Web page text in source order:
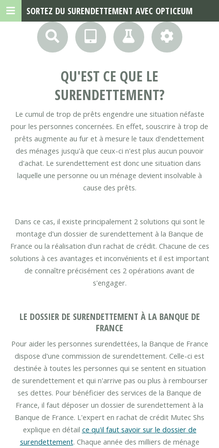
QU'EST CE QUE LE
SURENDETTEMENT?
Le cumul de trop de prêts engendre une situation néfaste
pour les personnes concernées. En effet, souscrire à trop de
prêts augmente au fur et à mesure le taux d'endettement
des ménages jusqu'à que ceux-ci n'est plus aucun pouvoir
d'achat. Le surendettement est donc une situation dans
laquelle une personne ou un ménage devient insolvable à
cause des prêts.
Dans ce cas, il existe principalement 2 solutions qui sont le
montage d'un dossier de surendettement à la Banque de
France ou la réalisation d'un rachat de crédit. Chacune de ces
solutions à ces avantages et inconvénients et il est important
de connaître précisément ces 2 opérations avant de
s'engager.
LE DOSSIER DE SURENDETTEMENT À LA BANQUE DE
FRANCE
Pour aider les personnes surendettées, la Banque de France
dispose d'une commission de surendettement. Celle-ci est
destinée à toutes les personnes qui se sentent en situation
de surendettement et qui n'arrive pas ou plus à rembourser
ses dettes. Pour bénéficier des services de la Banque de
France, il faut déposer un dossier de surendettement à la
Banque de France. L'expert en rachat de crédit Mutec Shs
explique en détail ce qu'il faut savoir sur le dossier de
surendettement. Chaque année des milliers de ménage
SORTEZ DU SURENDETTEMENT AVEC OPTICEUM